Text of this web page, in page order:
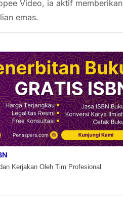
Video, ia aktif memberikan
emas.
Kerjakan Oleh Tim Profesional